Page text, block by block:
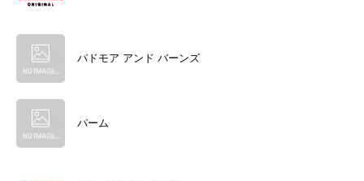
パドモア アンド バーンズ
パーム